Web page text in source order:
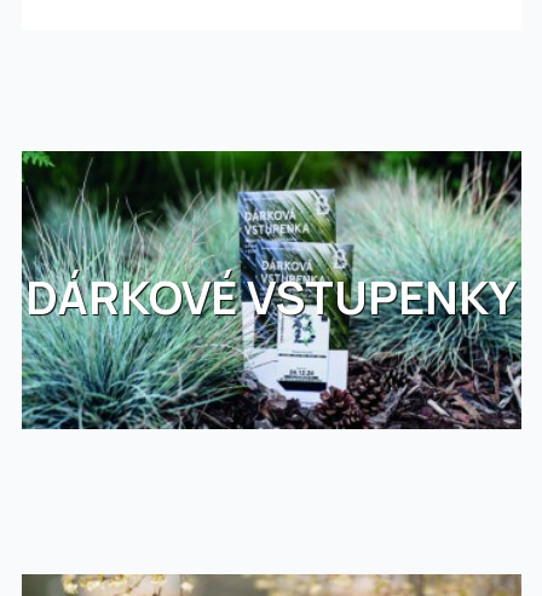
DÁRKOVÉ VSTUPENKY